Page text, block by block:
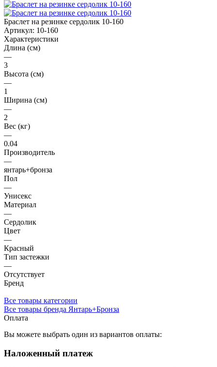
Браслет на резинке сердолик 10-160
Артикул: 10-160
Характеристики
Длина (см)
—
3
Высота (см)
—
1
Ширина (см)
—
2
Вес (кг)
—
0.04
Производитель
—
янтарь+бронза
Пол
—
Унисекс
Материал
—
Сердолик
Цвет
—
Красный
Тип застежки
—
Отсутствует
Бренд
Все товары категории
Все товары бренда Янтарь+Бронза
Оплата
Вы можете выбрать один из вариантов оплаты:
Наложенный платеж